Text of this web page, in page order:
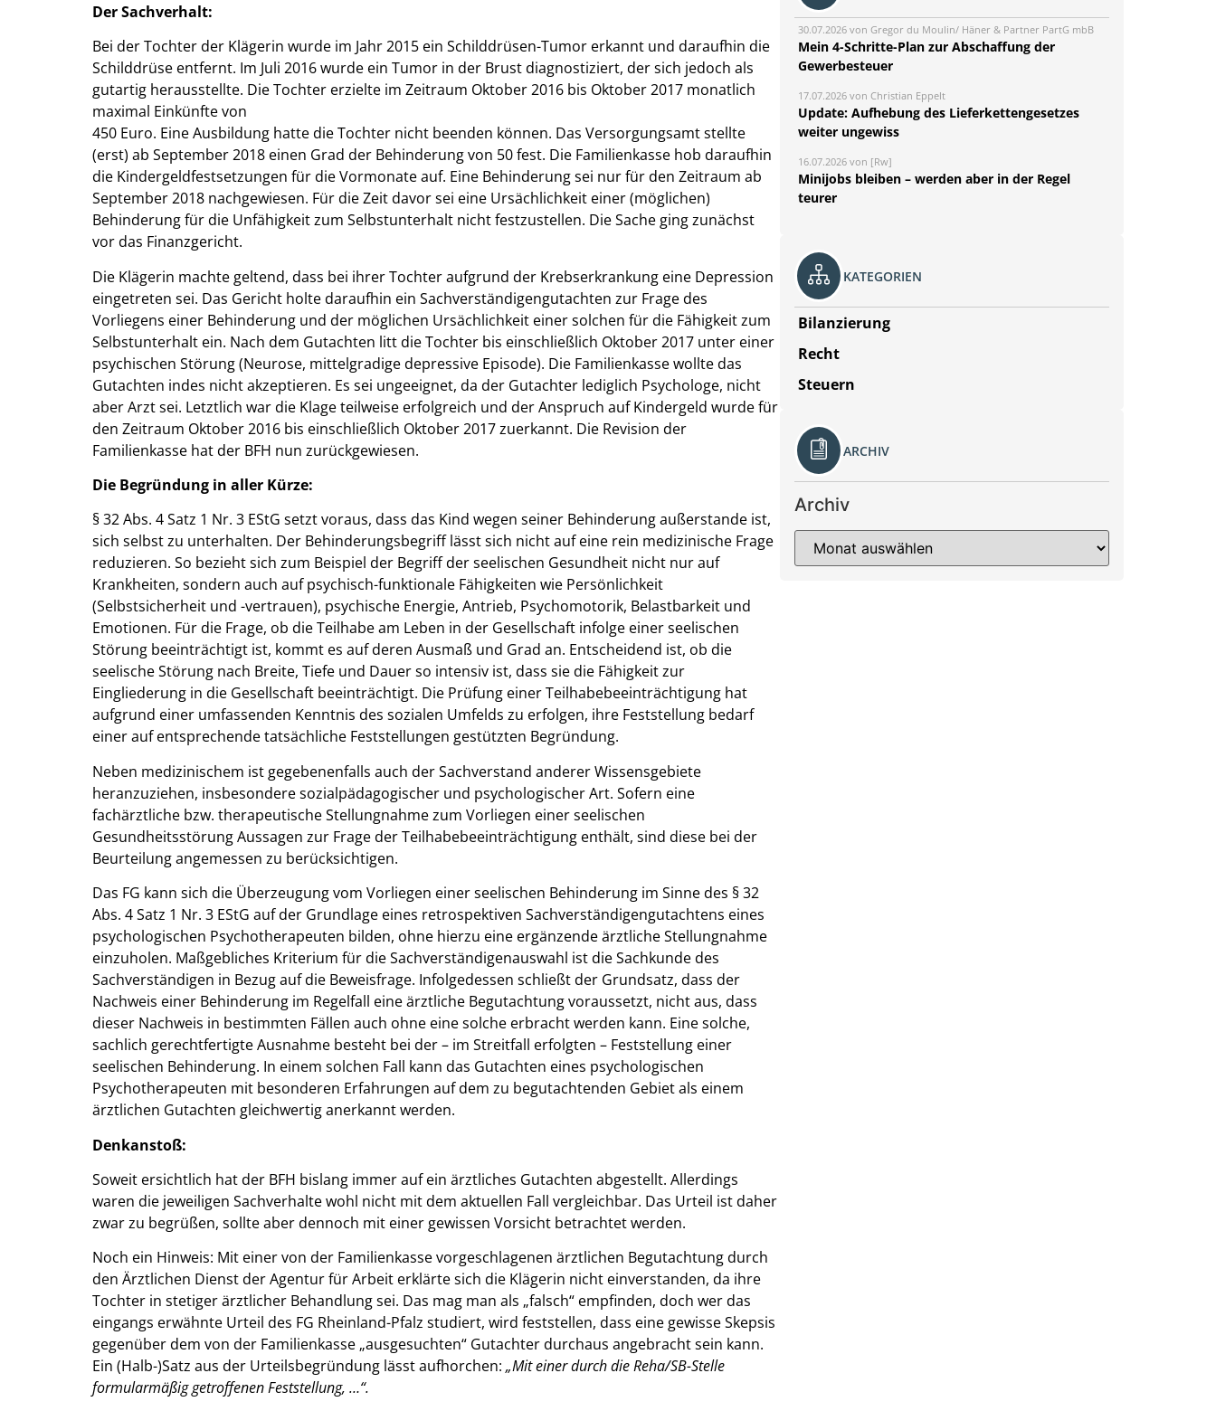
Der Sachverhalt:
Bei der Tochter der Klägerin wurde im Jahr 2015 ein Schilddrüsen-Tumor erkannt und daraufhin die
Schilddrüse entfernt. Im Juli 2016 wurde ein Tumor in der Brust diagnostiziert, der sich jedoch als
gutartig herausstellte. Die Tochter erzielte im Zeitraum Oktober 2016 bis Oktober 2017 monatlich
maximal Einkünfte von
450 Euro. Eine Ausbildung hatte die Tochter nicht beenden können. Das Versorgungsamt stellte
(erst) ab September 2018 einen Grad der Behinderung von 50 fest. Die Familienkasse hob daraufhin
die Kindergeldfestsetzungen für die Vormonate auf. Eine Behinderung sei nur für den Zeitraum ab
September 2018 nachgewiesen. Für die Zeit davor sei eine Ursächlichkeit einer (möglichen)
Behinderung für die Unfähigkeit zum Selbstunterhalt nicht festzustellen. Die Sache ging zunächst
vor das Finanzgericht.
Die Klägerin machte geltend, dass bei ihrer Tochter aufgrund der Krebserkrankung eine Depression
eingetreten sei. Das Gericht holte daraufhin ein Sachverständigengutachten zur Frage des
Vorliegens einer Behinderung und der möglichen Ursächlichkeit einer solchen für die Fähigkeit zum
Selbstunterhalt ein. Nach dem Gutachten litt die Tochter bis einschließlich Oktober 2017 unter einer
psychischen Störung (Neurose, mittelgradige depressive Episode). Die Familienkasse wollte das
Gutachten indes nicht akzeptieren. Es sei ungeeignet, da der Gutachter lediglich Psychologe, nicht
aber Arzt sei. Letztlich war die Klage teilweise erfolgreich und der Anspruch auf Kindergeld wurde für
den Zeitraum Oktober 2016 bis einschließlich Oktober 2017 zuerkannt. Die Revision der
Familienkasse hat der BFH nun zurückgewiesen.
Die Begründung in aller Kürze:
§ 32 Abs. 4 Satz 1 Nr. 3 EStG setzt voraus, dass das Kind wegen seiner Behinderung außerstande ist,
sich selbst zu unterhalten. Der Behinderungsbegriff lässt sich nicht auf eine rein medizinische Frage
reduzieren. So bezieht sich zum Beispiel der Begriff der seelischen Gesundheit nicht nur auf
Krankheiten, sondern auch auf psychisch-funktionale Fähigkeiten wie Persönlichkeit
(Selbstsicherheit und -vertrauen), psychische Energie, Antrieb, Psychomotorik, Belastbarkeit und
Emotionen. Für die Frage, ob die Teilhabe am Leben in der Gesellschaft infolge einer seelischen
Störung beeinträchtigt ist, kommt es auf deren Ausmaß und Grad an. Entscheidend ist, ob die
seelische Störung nach Breite, Tiefe und Dauer so intensiv ist, dass sie die Fähigkeit zur
Eingliederung in die Gesellschaft beeinträchtigt. Die Prüfung einer Teilhabebeeinträchtigung hat
aufgrund einer umfassenden Kenntnis des sozialen Umfelds zu erfolgen, ihre Feststellung bedarf
einer auf entsprechende tatsächliche Feststellungen gestützten Begründung.
Neben medizinischem ist gegebenenfalls auch der Sachverstand anderer Wissensgebiete
heranzuziehen, insbesondere sozialpädagogischer und psychologischer Art. Sofern eine
fachärztliche bzw. therapeutische Stellungnahme zum Vorliegen einer seelischen
Gesundheitsstörung Aussagen zur Frage der Teilhabebeeinträchtigung enthält, sind diese bei der
Beurteilung angemessen zu berücksichtigen.
Das FG kann sich die Überzeugung vom Vorliegen einer seelischen Behinderung im Sinne des § 32
Abs. 4 Satz 1 Nr. 3 EStG auf der Grundlage eines retrospektiven Sachverständigengutachtens eines
psychologischen Psychotherapeuten bilden, ohne hierzu eine ergänzende ärztliche Stellungnahme
einzuholen. Maßgebliches Kriterium für die Sachverständigenauswahl ist die Sachkunde des
Sachverständigen in Bezug auf die Beweisfrage. Infolgedessen schließt der Grundsatz, dass der
Nachweis einer Behinderung im Regelfall eine ärztliche Begutachtung voraussetzt, nicht aus, dass
dieser Nachweis in bestimmten Fällen auch ohne eine solche erbracht werden kann. Eine solche,
sachlich gerechtfertigte Ausnahme besteht bei der – im Streitfall erfolgten – Feststellung einer
seelischen Behinderung. In einem solchen Fall kann das Gutachten eines psychologischen
Psychotherapeuten mit besonderen Erfahrungen auf dem zu begutachtenden Gebiet als einem
ärztlichen Gutachten gleichwertig anerkannt werden.
Denkanstoß:
Soweit ersichtlich hat der BFH bislang immer auf ein ärztliches Gutachten abgestellt. Allerdings
waren die jeweiligen Sachverhalte wohl nicht mit dem aktuellen Fall vergleichbar. Das Urteil ist daher
zwar zu begrüßen, sollte aber dennoch mit einer gewissen Vorsicht betrachtet werden.
Noch ein Hinweis: Mit einer von der Familienkasse vorgeschlagenen ärztlichen Begutachtung durch
den Ärztlichen Dienst der Agentur für Arbeit erklärte sich die Klägerin nicht einverstanden, da ihre
Tochter in stetiger ärztlicher Behandlung sei. Das mag man als „falsch“ empfinden, doch wer das
eingangs erwähnte Urteil des FG Rheinland-Pfalz studiert, wird feststellen, dass eine gewisse Skepsis
gegenüber dem von der Familienkasse „ausgesuchten“ Gutachter durchaus angebracht sein kann.
Ein (Halb-)Satz aus der Urteilsbegründung lässt aufhorchen: „Mit einer durch die Reha/SB-Stelle
formularmäßig getroffenen Feststellung, …“.
30.07.2026 von Gregor du Moulin/ Häner & Partner PartG mbB
Mein 4-Schritte-Plan zur Abschaffung der
Gewerbesteuer
17.07.2026 von Christian Eppelt
Update: Aufhebung des Lieferkettengesetzes
weiter ungewiss
16.07.2026 von [Rw]
Minijobs bleiben – werden aber in der Regel
teurer
KATEGORIEN
Bilanzierung
Recht
Steuern
ARCHIV
Archiv